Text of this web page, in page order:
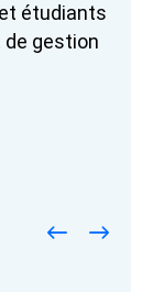
étudiants
gestion